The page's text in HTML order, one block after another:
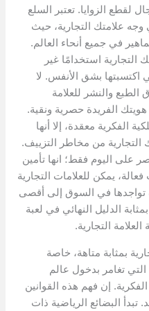
لقطع الزوايا. تعتبر السلع
وجه علامتك التجارية، حيث
في جميع أنحاء العالم.
التجارية استخدامًا غير
اكتسبتها بشق الأنفس. لا
والنشر للعلامة
الفريدة حصرية ونقية.
الفكرية معقدة، إلا أنها
التجارية من مخاطر التزييف.
على اليوم فقط؛ انها تأمين
يمكن للعلامات التجارية
تواجدها في السوق إلى أقصى
الدليل النهائي في لعبة
التجارية.
بمثابة متاهة، خاصة
التي تغامر بدخول عالم
إن فهم هذه القوانين
البضائع الرياضية ذات